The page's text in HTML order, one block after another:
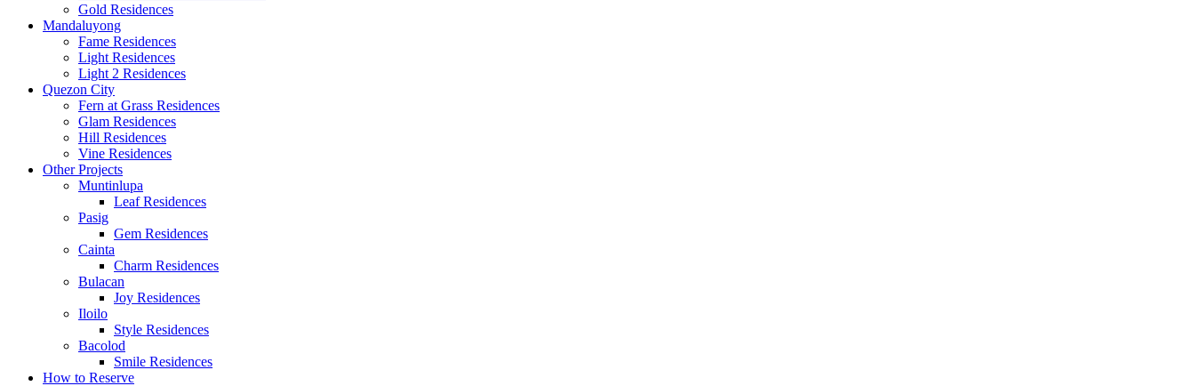
Gold Residences
Mandaluyong
Fame Residences
Light Residences
Light 2 Residences
Quezon City
Fern at Grass Residences
Glam Residences
Hill Residences
Vine Residences
Other Projects
Muntinlupa
Leaf Residences
Pasig
Gem Residences
Cainta
Charm Residences
Bulacan
Joy Residences
Iloilo
Style Residences
Bacolod
Smile Residences
How to Reserve